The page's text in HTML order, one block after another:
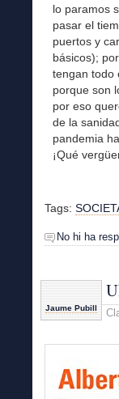
lo paramos
pasar el
puertos y
básicos);
tengan todo
porque son
por eso
de la
pandemia
¡Qué
Tags:
No hi ha
Jaume Pubill